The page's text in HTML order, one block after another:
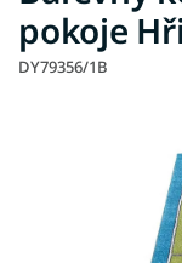
pokoje
DY79356/1B